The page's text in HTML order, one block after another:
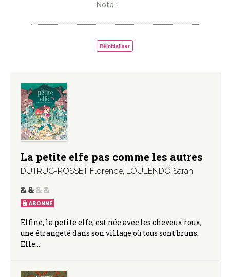
Note :
Réinitialiser
La petite elfe pas comme les autres
DUTRUC-ROSSET Florence, LOULENDO Sarah
ABONNÉ
Elfine, la petite elfe, est née avec les cheveux roux,
une étrangeté dans son village où tous sont bruns.
Elle…